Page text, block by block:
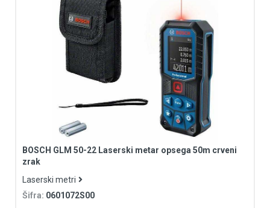
BOSCH GLM 50-22 Laserski metar opsega 50m crveni
zrak
Laserski metri
Šifra: 0601072S00